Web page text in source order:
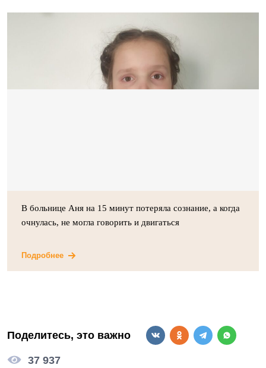
В больнице Аня на 15 минут потеряла сознание, а когда
очнулась, не могла говорить и двигаться
Подробнее
Поделитесь, это важно
37 937